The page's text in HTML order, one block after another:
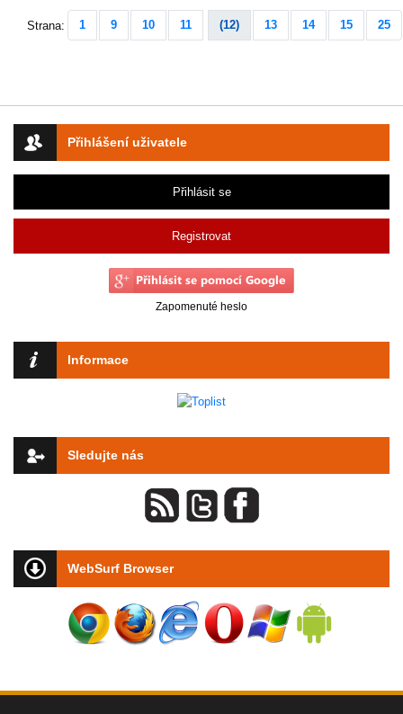
Přihlášení uživatele
Přihlásit se
Registrovat
Zapomenuté heslo
Informace
Sledujte nás
WebSurf Browser
Strana: 1 9 10 11 (12) 13 14 15 25